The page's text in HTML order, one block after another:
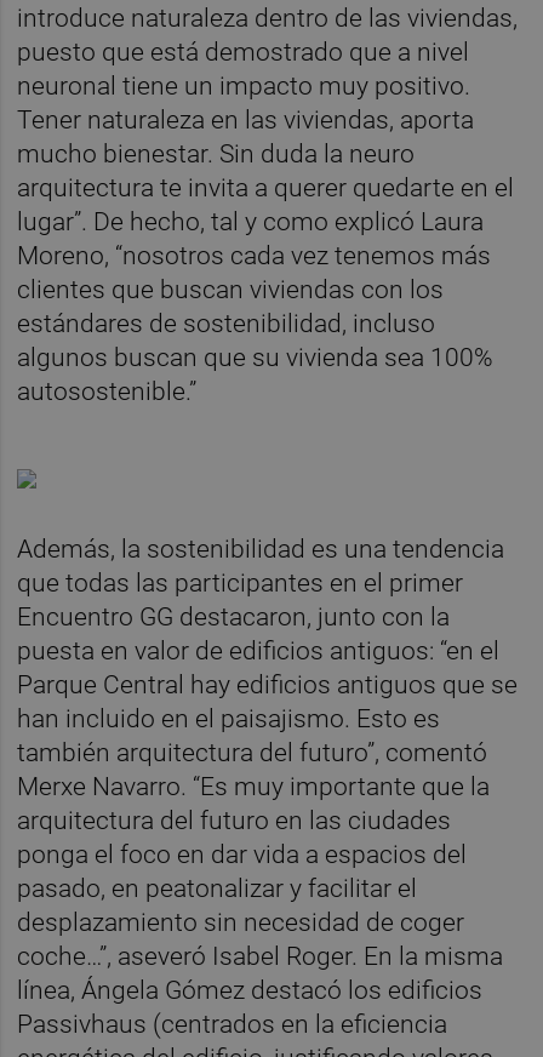
introduce naturaleza dentro de las viviendas,
puesto que está demostrado que a nivel
neuronal tiene un impacto muy positivo.
Tener naturaleza en las viviendas, aporta
mucho bienestar. Sin duda la neuro
arquitectura te invita a querer quedarte en el
lugar”. De hecho, tal y como explicó Laura
Moreno, “nosotros cada vez tenemos más
clientes que buscan viviendas con los
estándares de sostenibilidad, incluso
algunos buscan que su vivienda sea 100%
autosostenible.”
Además, la sostenibilidad es una tendencia
que todas las participantes en el primer
Encuentro GG destacaron, junto con la
puesta en valor de edificios antiguos: “en el
Parque Central hay edificios antiguos que se
han incluido en el paisajismo. Esto es
también arquitectura del futuro”, comentó
Merxe Navarro. “Es muy importante que la
arquitectura del futuro en las ciudades
ponga el foco en dar vida a espacios del
pasado, en peatonalizar y facilitar el
desplazamiento sin necesidad de coger
coche…”, aseveró Isabel Roger. En la misma
línea, Ángela Gómez destacó los edificios
Passivhaus (centrados en la eficiencia